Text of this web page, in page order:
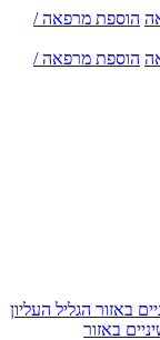
מרפאה /
מרפאה /
הגליל העליון
באזור